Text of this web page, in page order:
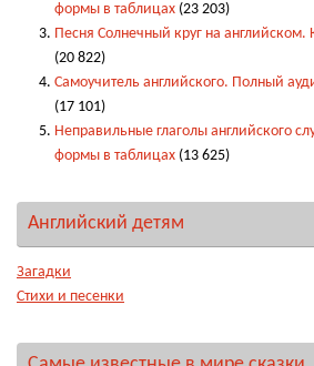
формы в таблицах (23 203)
Песня Солнечный круг на
(20 822)
Самоучитель английского. Полный
(17 101)
Неправильные глаголы английского
формы в таблицах (13 625)
Английский детям
Загадки
Стихи и песенки